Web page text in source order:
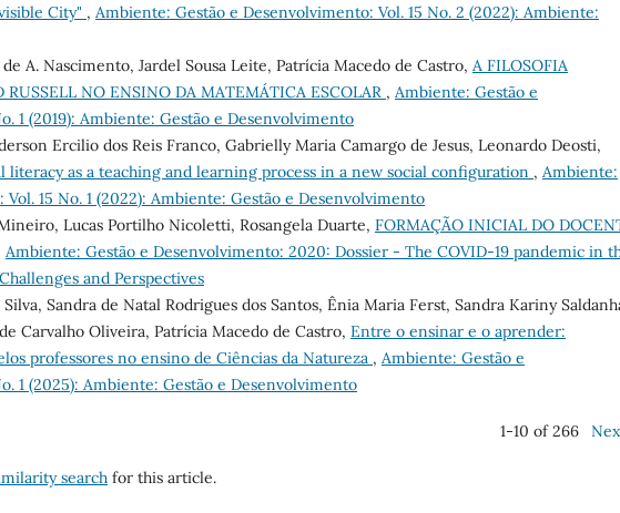
City" , Ambiente: Gestão e Desenvolvimento: Vol. 15 No. 2 (2022): Ambiente:
A. Nascimento, Jardel Sousa Leite, Patrícia Macedo de Castro, A FILOSOFIA
RUSSELL NO ENSINO DA MATEMÁTICA ESCOLAR , Ambiente: Gestão e
1 (2019): Ambiente: Gestão e Desenvolvimento
Ercilio dos Reis Franco, Gabrielly Maria Camargo de Jesus, Leonardo Deosti,
literacy as a teaching and learning process in a new social configuration , Ambiente:
15 No. 1 (2022): Ambiente: Gestão e Desenvolvimento
Lucas Portilho Nicoletti, Rosangela Duarte, FORMAÇÃO INICIAL DO
Ambiente: Gestão e Desenvolvimento: 2020: Dossier - The COVID-19 pandemic in
and Perspectives
Sandra de Natal Rodrigues dos Santos, Ênia Maria Ferst, Sandra Kariny
Carvalho Oliveira, Patrícia Macedo de Castro, Entre o ensinar e o aprender:
professores no ensino de Ciências da Natureza , Ambiente: Gestão e
1 (2025): Ambiente: Gestão e Desenvolvimento
1-10 of 266
search for this article.